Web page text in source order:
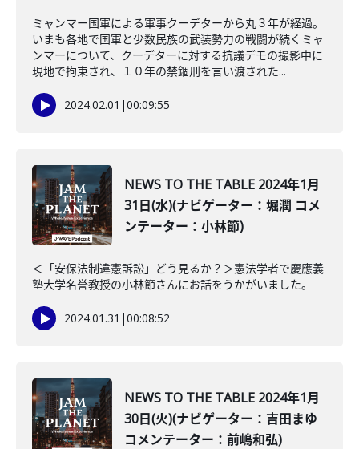
ミャンマー国軍による軍事クーデターから丸３年が経過。
いまも各地で国軍と少数民族の武装勢力の戦闘が続くミャ
ンマーについて、クーデターに対する抗議デモの撮影中に
現地で拘束され、１０年の禁錮刑を言い渡された...
2024.02.01 |00:09:55
NEWS TO THE TABLE 2024年1月
31日(水)(ナビゲーター：堀潤 コメ
ンテーター：小林節)
＜「安保法制違憲訴訟」どう見るか？＞憲法学者で慶應義
塾大学名誉教授の小林節さんにお話をうかがいました。
2024.01.31 |00:08:52
NEWS TO THE TABLE 2024年1月
30日(火)(ナビゲーター：吉田まゆ
コメンテーター：前嶋和弘)